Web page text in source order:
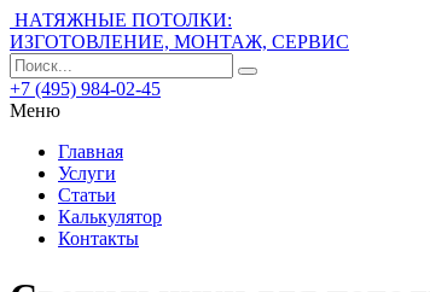
НАТЯЖНЫЕ ПОТОЛКИ:
ИЗГОТОВЛЕНИЕ, МОНТАЖ, СЕРВИС
+7 (495) 984-02-45
Меню
Главная
Услуги
Статьи
Калькулятор
Контакты